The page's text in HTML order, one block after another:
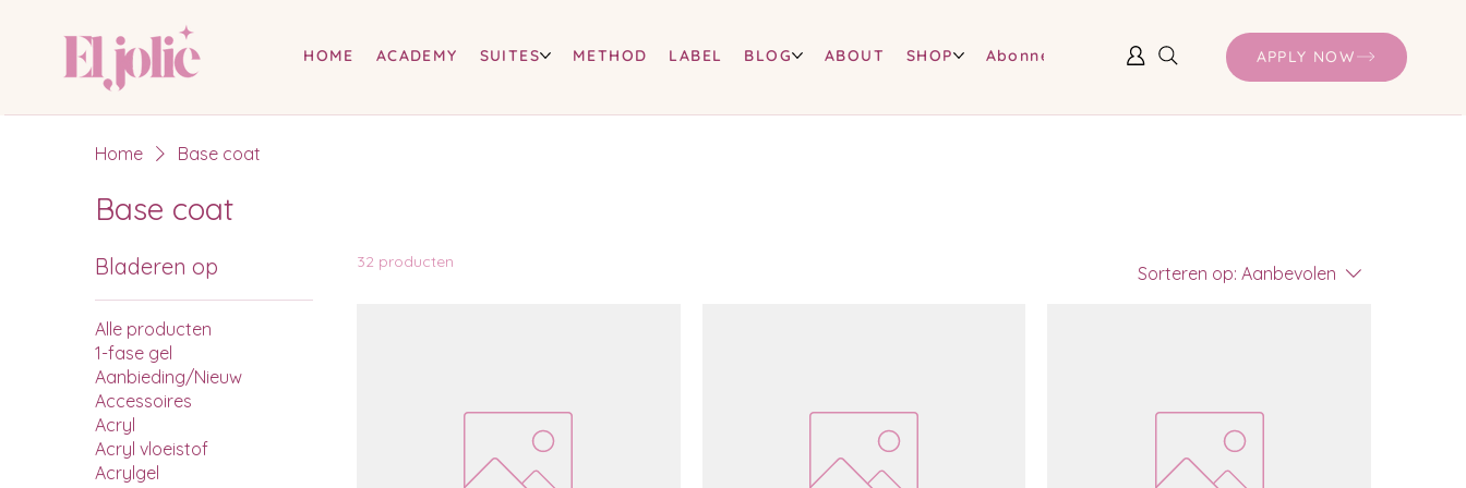
HOME ACADEMY SUITES METHOD LABEL BLOG ABOUT SHOP Abonnementen en prijzen APPLY NOW
Home Base coat
Base coat
Bladeren op
Alle producten
1-fase gel
Aanbieding/Nieuw
Accessoires
Acryl
Acryl vloeistof
Acrylgel
32 producten
Sorteren op: Aanbevolen